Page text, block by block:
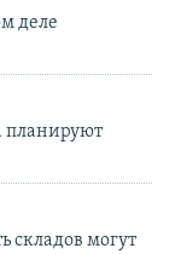
деле
планируют
складов могут